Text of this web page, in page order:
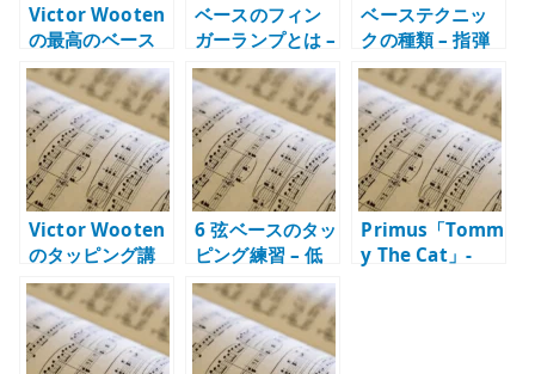
Victor Wooten
の最高のベース
ソロ – 速さより
音楽性が残る理
由
ベースのフィン
ガーランプとは –
右手の深さ、取
り付け位置、仕
上げを考える
ベーステクニッ
クの種類 – 指弾
き、ミュート、
スラップ、タッ
ピングの役割
Victor Wooten
のタッピング講
座 – 2 ハンドで
ベースを弾く発
想
6 弦ベースのタッ
ピング練習 – 低
音、和音、メロ
ディを分ける
Primus「Tomm
y The Cat」-